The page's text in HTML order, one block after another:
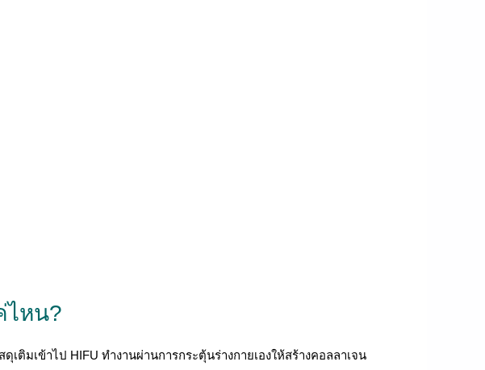
ไหน?
มเข้าไป HIFU ทำงานผ่านการกระตุ้นร่างกายเองให้สร้างคอลลาเจน